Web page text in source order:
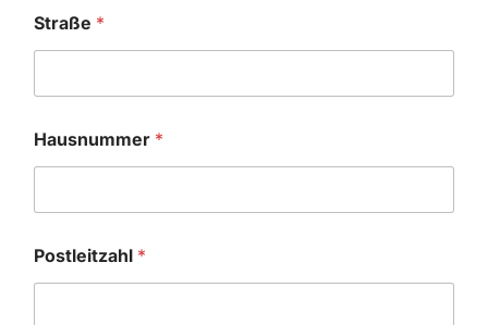
Straße *
Hausnummer *
Postleitzahl *